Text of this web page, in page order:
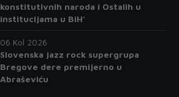
konstitutivnih naroda i Ostalih u
institucijama u BiH'
06 Kol 2026
Slovenska jazz rock supergrupa
Bregove dere premijerno u
Abraševiću